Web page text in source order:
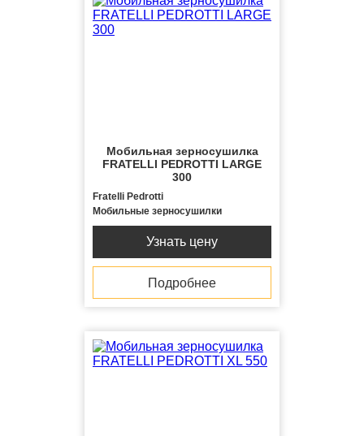
Мобильная зерносушилка
FRATELLI PЕDROTTI LARGE
300
Fratelli Pedrotti
Мобильные зерносушилки
Узнать цену
Подробнее